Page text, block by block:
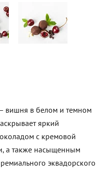
вишня в белом и темном
яркий
с кремовой
а также насыщенным
эквадорского